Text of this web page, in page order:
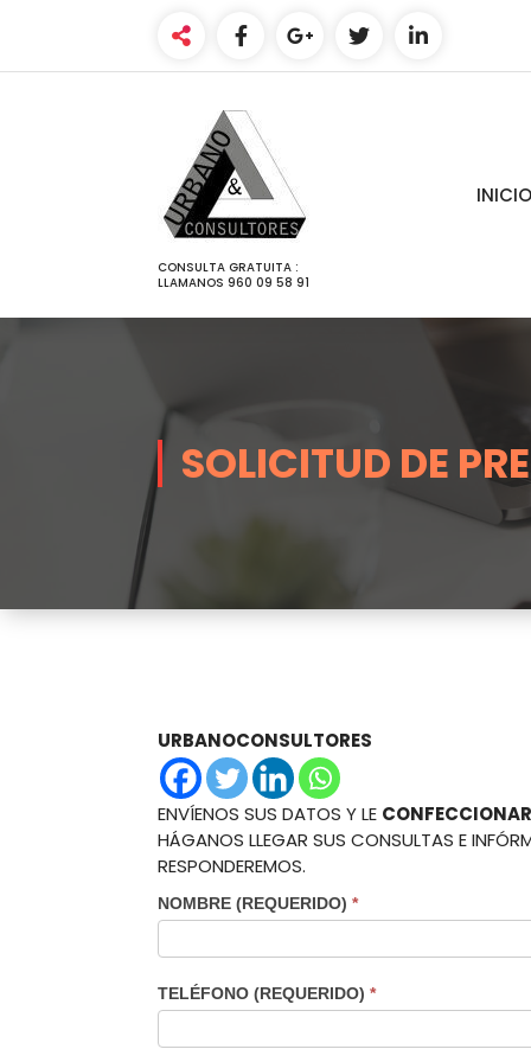
CONSULTA GRATUITA :
LLAMANOS 960 09 58 91
INICIO
SOLICITUD DE
URBANOCONSULTORES
ENVÍENOS SUS DATOS Y LE
HÁGANOS LLEGAR SUS CONSULTAS E
RESPONDEREMOS.
NOMBRE (REQUERIDO) *
TELÉFONO (REQUERIDO) *